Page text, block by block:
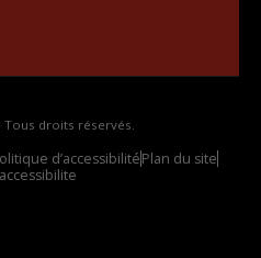
droits réservés.
d’accessibilitéPlan du site